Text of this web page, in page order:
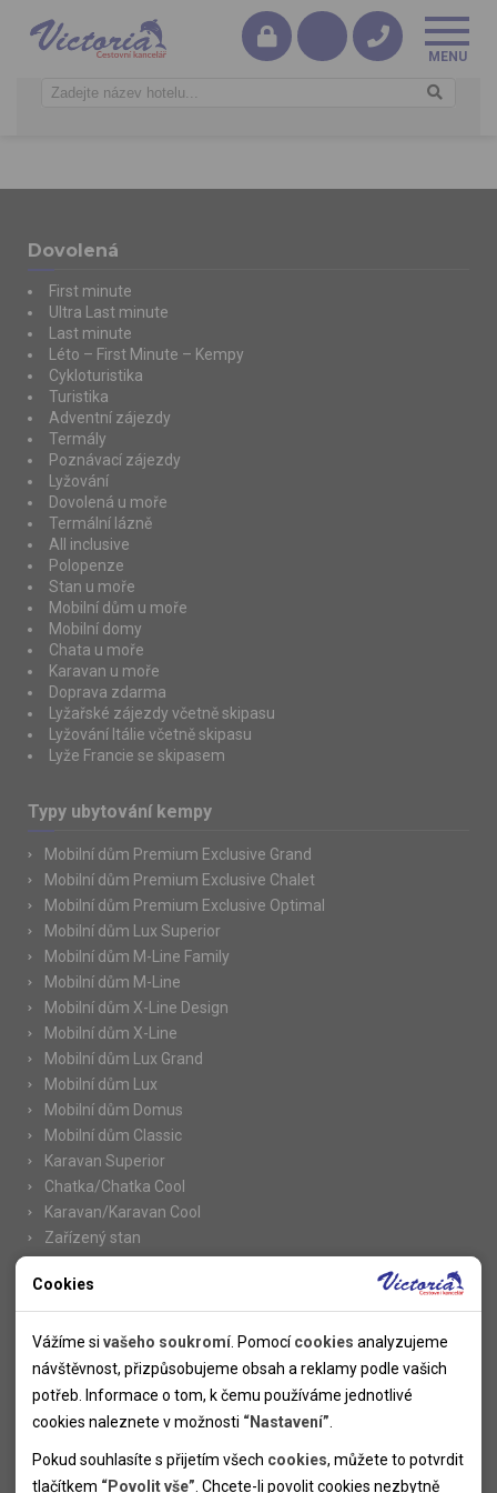
Dovolená
First minute
Ultra Last minute
Last minute
Léto – First Minute – Kempy
Cykloturistika
Turistika
Adventní zájezdy
Termály
Poznávací zájezdy
Lyžování
Dovolená u moře
Termální lázně
All inclusive
Polopenze
Stan u moře
Mobilní dům u moře
Mobilní domy
Chata u moře
Karavan u moře
Doprava zdarma
Lyžařské zájezdy včetně skipasu
Lyžování Itálie včetně skipasu
Lyže Francie se skipasem
Typy ubytování kempy
Mobilní dům Premium Exclusive Grand
Mobilní dům Premium Exclusive Chalet
Mobilní dům Premium Exclusive Optimal
Mobilní dům Lux Superior
Mobilní dům M-Line Family
Mobilní dům M-Line
Mobilní dům X-Line Design
Mobilní dům X-Line
Mobilní dům Lux Grand
Mobilní dům Lux
Mobilní dům Domus
Mobilní dům Classic
Karavan Superior
Chatka/Chatka Cool
Karavan/Karavan Cool
Zařízený stan
Informace
Novinky
Kolektivy
SUPER FIRST MINUTE
Informace k letním pobytům
Informace o letecké dopravě
Cookies
Vážíme si vašeho soukromí . Pomocícookies analyzujeme
návštěvnost, přizpůsobujeme obsah a reklamy podle vašich
potřeb. Informace o tom, k čemu používáme jednotlivé
cookies naleznete v možnosti “Nastavení”
Pokud souhlasíte s přijetím všech cookies, můžete to potvrdit
tlačítkem “Povolit vše” . Chcete-li povolit cookies nezbytně
Nutné cookies pomáhají, aby byla webová stránka použitelná
tak, že umožní základní funkce jako navigace stránky a
přístup k zabezpečeným sekcím webové stránky. Webová
stránka nemůže správně fungovat bez těchto cookies.
Analytické cookies